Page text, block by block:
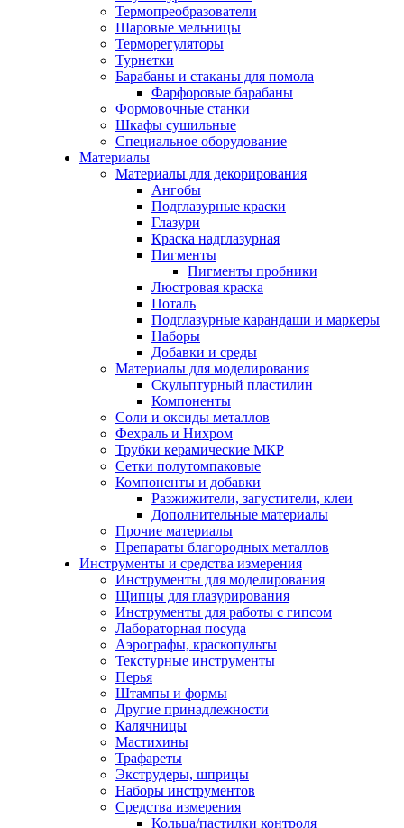
Термопреобразователи
Шаровые мельницы
Терморегуляторы
Турнетки
Барабаны и стаканы для помола
Фарфоровые барабаны
Формовочные станки
Шкафы сушильные
Специальное оборудование
Материалы
Материалы для декорирования
Ангобы
Подглазурные краски
Глазури
Краска надглазурная
Пигменты
Пигменты пробники
Люстровая краска
Поталь
Подглазурные карандаши и маркеры
Наборы
Добавки и среды
Материалы для моделирования
Скульптурный пластилин
Компоненты
Соли и оксиды металлов
Фехраль и Нихром
Трубки керамические МКР
Сетки полутомпаковые
Компоненты и добавки
Разжижители, загустители, клеи
Дополнительные материалы
Прочие материалы
Препараты благородных металлов
Инструменты и средства измерения
Инструменты для моделирования
Щипцы для глазурирования
Инструменты для работы с гипсом
Лабораторная посуда
Аэрографы, краскопульты
Текстурные инструменты
Перья
Штампы и формы
Другие принадлежности
Калячницы
Мастихины
Трафареты
Экструдеры, шприцы
Наборы инструментов
Средства измерения
Кольца/пастилки контроля